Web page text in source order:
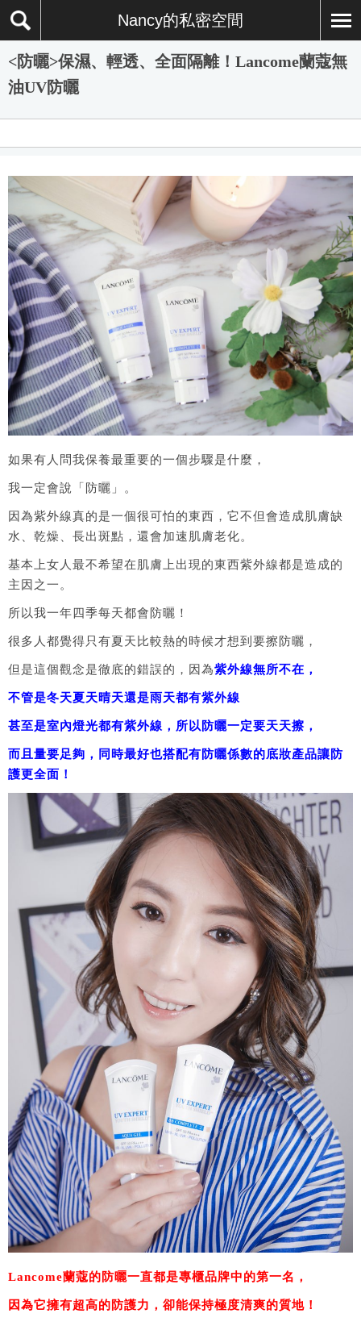
Nancy的私密空間
<防曬>保濕、輕透、全面隔離！Lancome蘭蔻無
油UV防曬
如果有人問我保養最重要的一個步驟是什麼，
我一定會說「防曬」。
因為紫外線真的是一個很可怕的東西，它不但會造成肌膚缺
水、乾燥、長出斑點，還會加速肌膚老化。
基本上女人最不希望在肌膚上出現的東西紫外線都是造成的
主因之一。
所以我一年四季每天都會防曬！
很多人都覺得只有夏天比較熱的時候才想到要擦防曬，
但是這個觀念是徹底的錯誤的，因為紫外線無所不在，
不管是冬天夏天晴天還是雨天都有紫外線
甚至是室內燈光都有紫外線，所以防曬一定要天天擦，
而且量要足夠，同時最好也搭配有防曬係數的底妝產品讓防
護更全面！
Lancome蘭蔻的防曬一直都是專櫃品牌中的第一名，
因為它擁有超高的防護力，卻能保持極度清爽的質地！